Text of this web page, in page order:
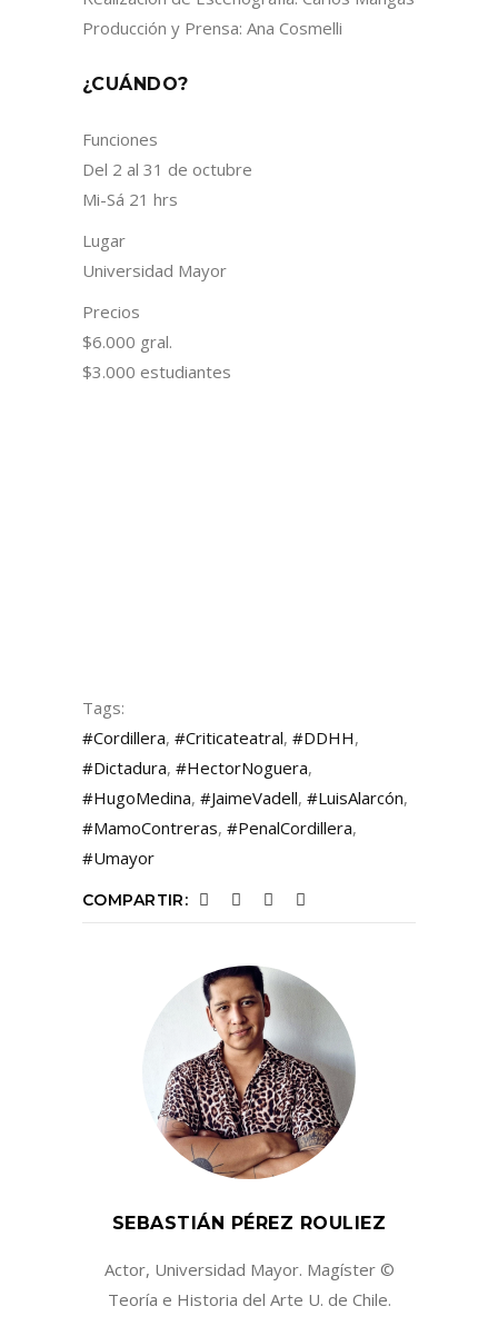
Producción y Prensa: Ana Cosmelli
¿CUÁNDO?
Funciones
Del 2 al 31 de octubre
Mi-Sá 21 hrs
Lugar
Universidad Mayor
Precios
$6.000 gral.
$3.000 estudiantes
Tags:
#Cordillera, #Criticateatral, #DDHH,
#Dictadura, #HectorNoguera,
#HugoMedina, #JaimeVadell, #LuisAlarcón,
#MamoContreras, #PenalCordillera,
#Umayor
COMPARTIR:
SEBASTIÁN PÉREZ ROULIEZ
Actor, Universidad Mayor. Magíster ©
Teoría e Historia del Arte U. de Chile.